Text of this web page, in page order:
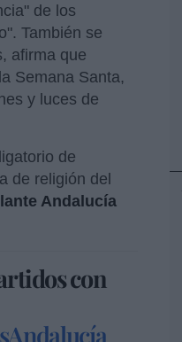
de los
También se
afirma que
Semana Santa,
y luces de
de
de religión del
Andalucía
con